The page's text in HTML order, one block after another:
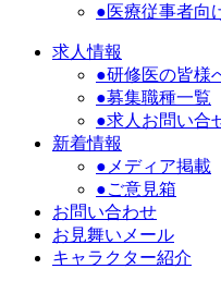
●医療従事者向
求人情報
●研修医の皆様
●募集職種一覧
●求人お問い合
新着情報
●メディア掲載
●ご意見箱
お問い合わせ
お見舞いメール
キャラクター紹介